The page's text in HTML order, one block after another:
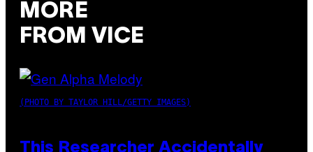
MORE
FROM VICE
(PHOTO BY TAYLOR HILL/GETTY IMAGES)
This Researcher Accidentally